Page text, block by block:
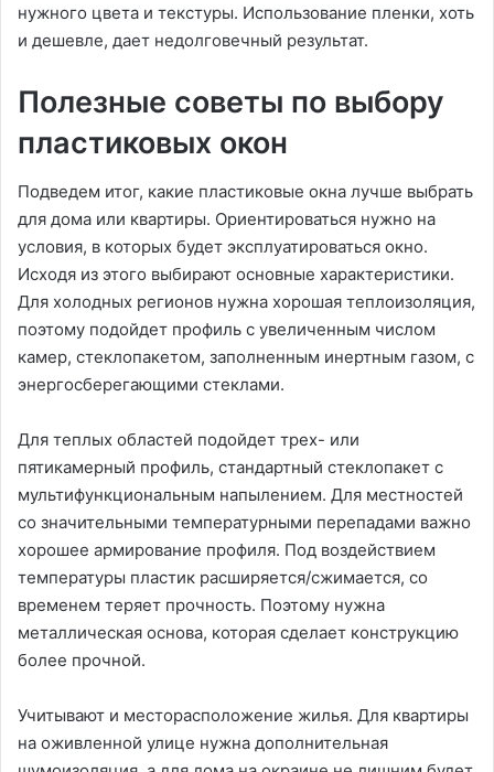
нужного цвета и текстуры. Использование пленки, хоть
и дешевле, дает недолговечный результат.
Полезные советы по выбору
пластиковых окон
Подведем итог, какие пластиковые окна лучше выбрать
для дома или квартиры. Ориентироваться нужно на
условия, в которых будет эксплуатироваться окно.
Исходя из этого выбирают основные характеристики.
Для холодных регионов нужна хорошая теплоизоляция,
поэтому подойдет профиль с увеличенным числом
камер, стеклопакетом, заполненным инертным газом, с
энергосберегающими стеклами.
Для теплых областей подойдет трех- или
пятикамерный профиль, стандартный стеклопакет с
мультифункциональным напылением. Для местностей
со значительными температурными перепадами важно
хорошее армирование профиля. Под воздействием
температуры пластик расширяется/сжимается, со
временем теряет прочность. Поэтому нужна
металлическая основа, которая сделает конструкцию
более прочной.
Учитывают и месторасположение жилья. Для квартиры
на оживленной улице нужна дополнительная